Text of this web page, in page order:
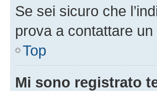
Se sei sicuro che
prova a contattare
Top
Mi sono registrato